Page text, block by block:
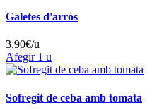
Galetes d'arròs
3,90€/u
Afegir 1 u
Sofregit de ceba amb tomata